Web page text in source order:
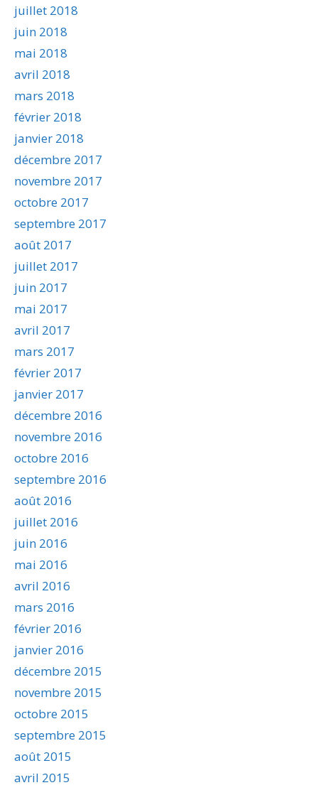
juillet 2018
juin 2018
mai 2018
avril 2018
mars 2018
février 2018
janvier 2018
décembre 2017
novembre 2017
octobre 2017
septembre 2017
août 2017
juillet 2017
juin 2017
mai 2017
avril 2017
mars 2017
février 2017
janvier 2017
décembre 2016
novembre 2016
octobre 2016
septembre 2016
août 2016
juillet 2016
juin 2016
mai 2016
avril 2016
mars 2016
février 2016
janvier 2016
décembre 2015
novembre 2015
octobre 2015
septembre 2015
août 2015
avril 2015